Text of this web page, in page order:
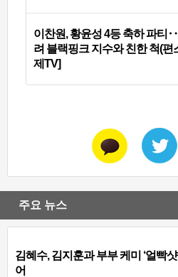
이찬원, 황윤성 4등 축하 파티
려 블랙핑크 지수와 친한 척(편
제TV]
주요 뉴스
김혜수, 김지훈과 부부 케미 ‘얼빡
어